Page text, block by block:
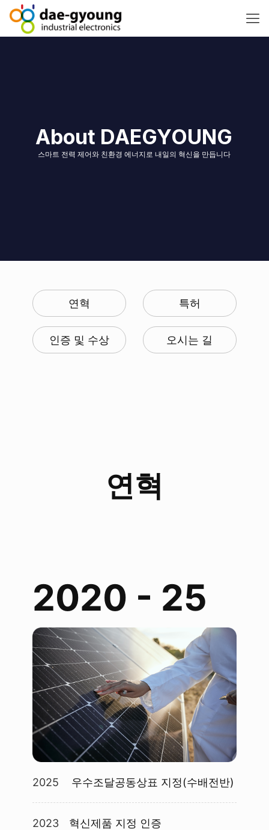
About DAEGYOUNG
스마트 전력 제어와 친환경 에너지로 내일의 혁신을 만듭니다
연혁 특허
인증 및 수상 오시는 길
연혁
2020 - 25
2025 우수조달공동상표 지정(수배전반)
2023
혁신제품 지정 인증